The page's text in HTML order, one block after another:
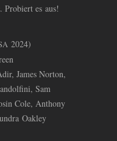
Probiert es aus!
2024)
James Norton,
Sam
Cole, Anthony
Oakley